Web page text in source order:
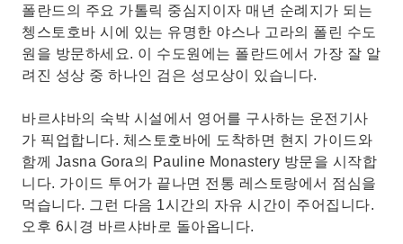
폴란드의 주요 가톨릭 중심지이자 매년 순례지가 되는
쳉스토호바 시에 있는 유명한 야스나 고라의 폴린 수도
원을 방문하세요. 이 수도원에는 폴란드에서 가장 잘 알
려진 성상 중 하나인 검은 성모상이 있습니다.
바르샤바의 숙박 시설에서 영어를 구사하는 운전기사
가 픽업합니다. 체스토호바에 도착하면 현지 가이드와
함께 Jasna Gora의 Pauline Monastery 방문을 시작합
니다. 가이드 투어가 끝나면 전통 레스토랑에서 점심을
먹습니다. 그런 다음 1시간의 자유 시간이 주어집니다.
오후 6시경 바르샤바로 돌아옵니다.